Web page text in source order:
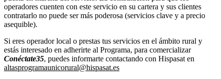
operadores cuenten con este servicio en su cartera y sus clientes
contratarlo no puede ser más poderosa (servicios clave y a precio
asequible).
Si eres operador local o prestas tus servicios en el ámbito rural y
estás interesado en adherirte al Programa, para comercializar
Conéctate35, puedes informarte contactando con Hispasat en
altasprogramaunicorural@hispasat.es